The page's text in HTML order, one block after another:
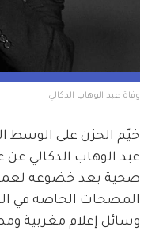
وفاة عبد الوهاب الدكالي
خيّم الحزن على الوسط
صحية بعد خضوعه
المصحات الخاصة في
وسائل إعلام مغربية